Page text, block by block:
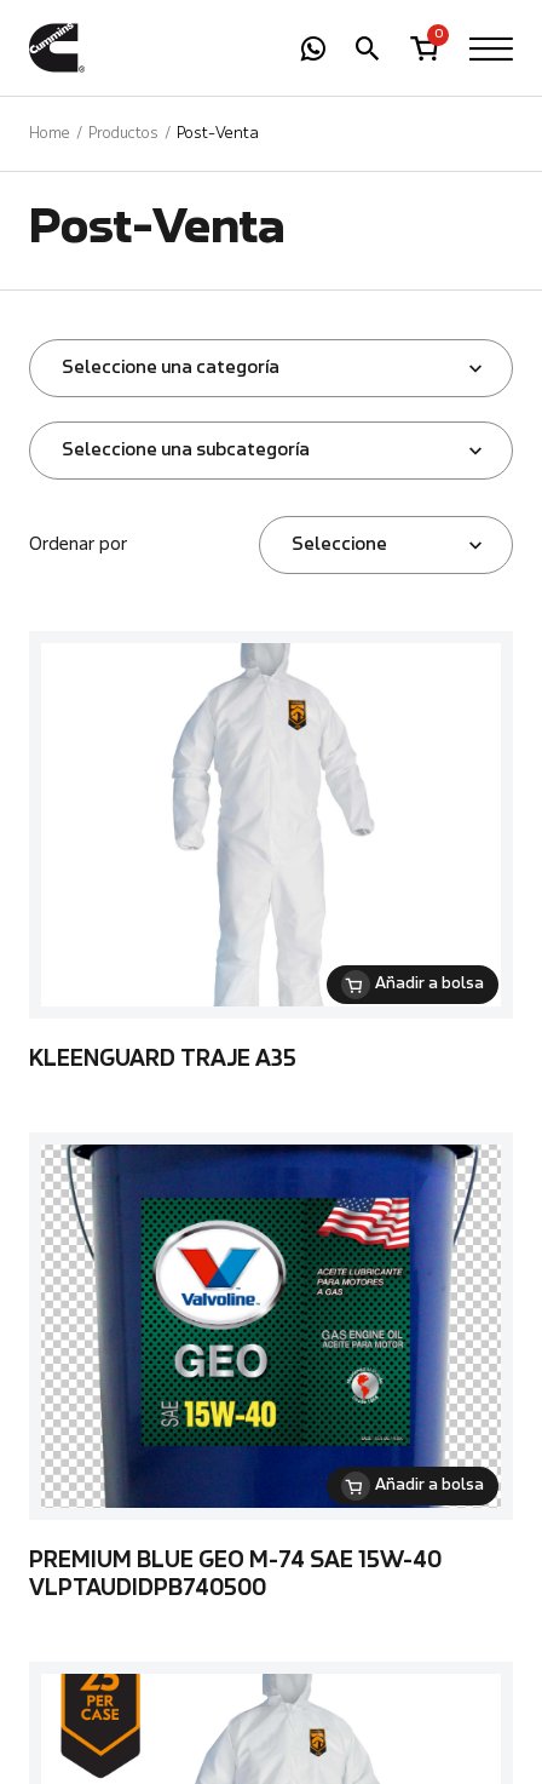
0
Home Productos Post-Venta
Post-Venta
Seleccione una categoría
Seleccione una subcategoría
Ordenar por Seleccione
Añadir a bolsa
KLEENGUARD TRAJE A35
Añadir a bolsa
PREMIUM BLUE GEO M-74 SAE 15W-40
VLPTAUDIDPB740500